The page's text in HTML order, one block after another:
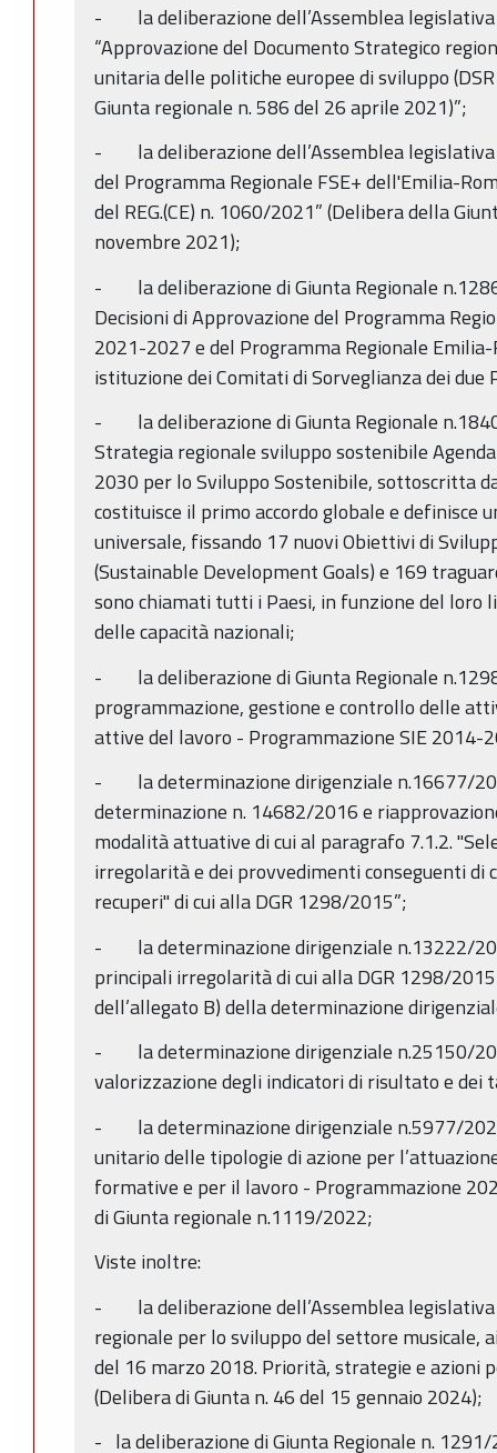
- la deliberazione dell’Assemblea
“Approvazione del Documento Strategico
unitaria delle politiche europee di sviluppo
Giunta regionale n. 586 del 26 aprile 2021)”;
- la deliberazione dell’Assemblea legislativa
del Programma Regionale FSE+ dell'Emilia-
del REG.(CE) n. 1060/2021” (Delibera della
novembre 2021);
- la deliberazione di Giunta Regionale
Decisioni di Approvazione del Programma
2021-2027 e del Programma Regionale
istituzione dei Comitati di Sorveglianza dei due
- la deliberazione di Giunta Regionale
Strategia regionale sviluppo sostenibile
2030 per lo Sviluppo Sostenibile, sottoscritta
costituisce il primo accordo globale e definisce
universale, fissando 17 nuovi Obiettivi di
(Sustainable Development Goals) e 169
sono chiamati tutti i Paesi, in funzione del loro
delle capacità nazionali;
- la deliberazione di Giunta Regionale
programmazione, gestione e controllo delle
attive del lavoro - Programmazione SIE 2014-
- la determinazione dirigenziale n.16677/
determinazione n. 14682/2016 e
modalità attuative di cui al paragrafo 7.1.2.
irregolarità e dei provvedimenti conseguenti
recuperi" di cui alla DGR 1298/2015”;
- la determinazione dirigenziale n.13222/
principali irregolarità di cui alla DGR 1298/
dell’allegato B) della determinazione
- la determinazione dirigenziale n.25150/
valorizzazione degli indicatori di risultato e dei
- la determinazione dirigenziale n.5977/
unitario delle tipologie di azione per
formative e per il lavoro - Programmazione
di Giunta regionale n.1119/2022;
Viste inoltre:
- la deliberazione dell’Assemblea legislativa
regionale per lo sviluppo del settore musicale,
del 16 marzo 2018. Priorità, strategie e azioni
(Delibera di Giunta n. 46 del 15 gennaio 2024);
-­ la deliberazione di Giunta Regionale n.